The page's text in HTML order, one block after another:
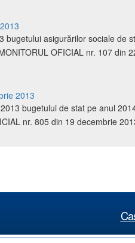
bugetului asigurărilor sociale de
OFICIAL nr. 107 din
2013
bugetului de stat pe anul
nr. 805 din 19 decembrie